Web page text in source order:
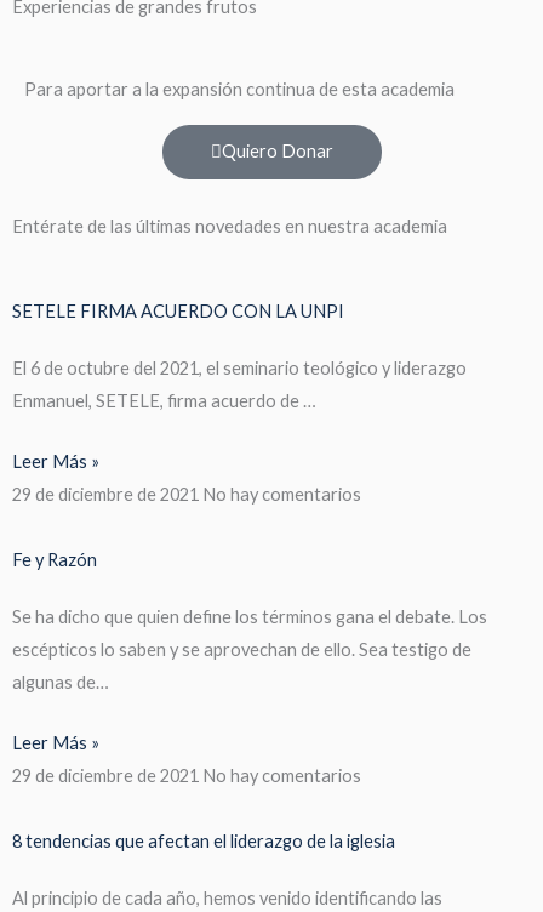
Experiencias de grandes frutos
Para aportar a la expansión continua de esta academia
Quiero Donar
Entérate de las últimas novedades en nuestra academia
SETELE FIRMA ACUERDO CON LA UNPI
El 6 de octubre del 2021, el seminario teológico y liderazgo
Enmanuel, SETELE, firma acuerdo de …
Leer Más »
29 de diciembre de 2021 No hay comentarios
Fe y Razón
Se ha dicho que quien define los términos gana el debate. Los
escépticos lo saben y se aprovechan de ello. Sea testigo de
algunas de…
Leer Más »
29 de diciembre de 2021 No hay comentarios
8 tendencias que afectan el liderazgo de la iglesia
Al principio de cada año, hemos venido identificando las